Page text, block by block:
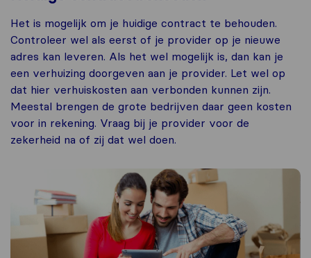
Het is mogelijk om je huidige contract te behouden.
Controleer wel als eerst of je provider op je nieuwe
adres kan leveren. Als het wel mogelijk is, dan kan je
een verhuizing doorgeven aan je provider. Let wel op
dat hier verhuiskosten aan verbonden kunnen zijn.
Meestal brengen de grote bedrijven daar geen kosten
voor in rekening. Vraag bij je provider voor de
zekerheid na of zij dat wel doen.